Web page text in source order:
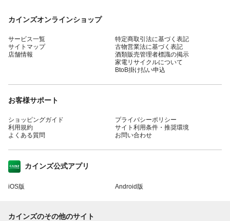
カインズオンラインショップ
サービス一覧
サイトマップ
店舗情報
特定商取引法に基づく表記
古物営業法に基づく表記
酒類販売管理者標識の掲示
家電リサイクルについて
BtoB掛け払い申込
お客様サポート
ショッピングガイド
利用規約
よくある質問
プライバシーポリシー
サイト利用条件・推奨環境
お問い合わせ
カインズ公式アプリ
iOS版 Android版
カインズのその他のサイト